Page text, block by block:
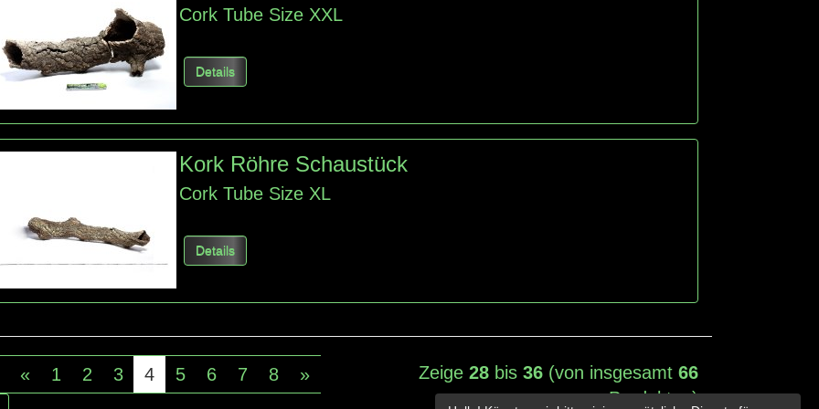
Cork TubeSizeXXL
Details
Kork Röhre Schaustück
Cork TubeSizeXL
Details
« 1 2 3 4 5 6 7 8 » Zeige 28 bis 36 (von insgesamt 66
Produkten)